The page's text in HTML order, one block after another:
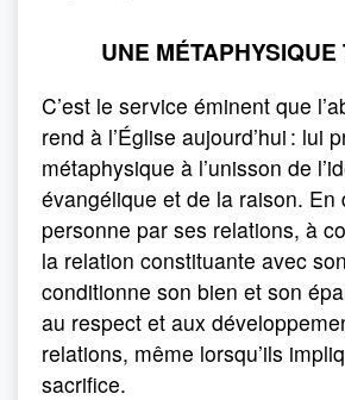
UNE MÉTAPHYSIQUE
C’est le service éminent que
rend à l’Église aujourd’hui : lui
métaphysique à l’unisson de
évangélique et de la raison. En
personne par ses relations, à
la relation constituante avec
conditionne son bien et son
au respect et aux
relations, même lorsqu’ils
sacrifice.